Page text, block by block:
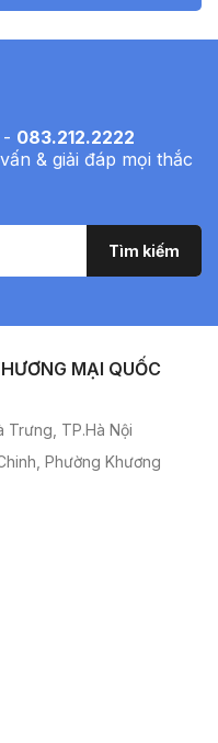
- 083.212.2222
& giải đáp mọi thắc
MẠI QUỐC
Trưng, TP.Hà Nội
Phường Khương